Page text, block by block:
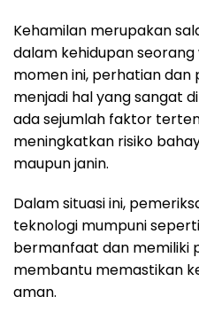
Kehamilan merupakan
dalam kehidupan
momen ini, perhatian dan
menjadi hal yang sangat
ada sejumlah faktor
meningkatkan risiko
maupun janin.
Dalam situasi ini,
teknologi mumpuni seperti
bermanfaat dan memiliki
membantu memastikan
aman.